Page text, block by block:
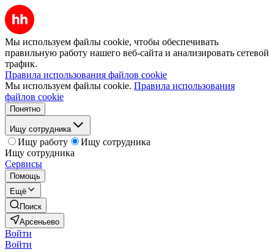
Мы используем файлы cookie, чтобы обеспечивать
правильную работу нашего веб-сайта и анализировать сетевой
трафик.
Правила использования файлов cookie
Мы используем файлы cookie. Правила использования
файлов cookie
Понятно
Ищу сотрудника
Ищу работу
Ищу сотрудника
Ищу сотрудника
Сервисы
Помощь
Ещё
Поиск
Арсеньево
Войти
Войти